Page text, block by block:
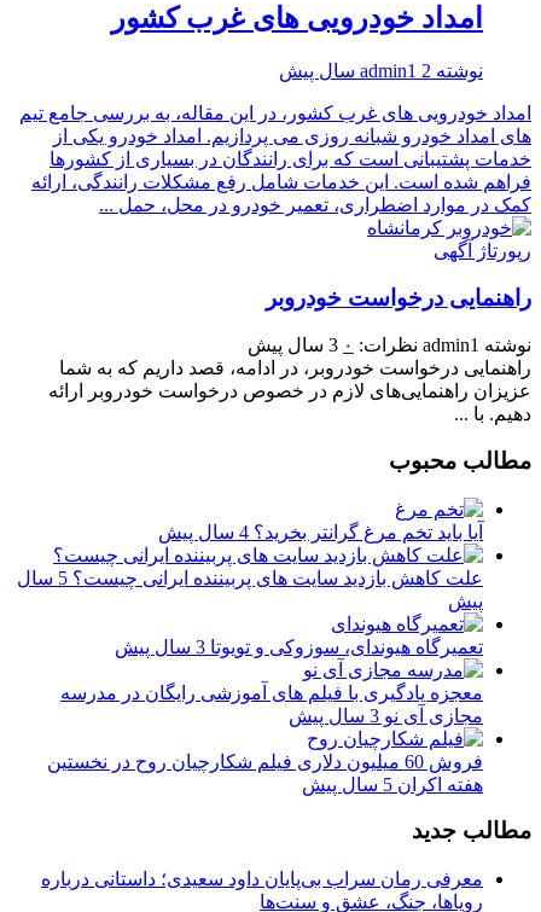
امداد خودرویی های غرب کشور
نوشته admin1 2 سال پیش
امداد خودرویی های غرب کشور، در این مقاله، به بررسی جامع تیم
های امداد خودرو شبانه روزی می پردازیم. امداد خودرو یکی از
خدمات پشتیبانی است که برای رانندگان در بسیاری از کشورها
فراهم شده است. این خدمات شامل رفع مشکلات رانندگی، ارائه
کمک در موارد اضطراری، تعمیر خودرو در محل، حمل ...
رپورتاژ آگهی
راهنمایی درخواست خودروبر
نوشته admin1 نظرات: ۰ 3 سال پیش
راهنمایی درخواست خودروبر، در ادامه، قصد داریم که به شما
عزیزان راهنمایی‌های لازم در خصوص درخواست خودروبر ارائه
دهیم. با ...
مطالب محبوب
آیا باید تخم مرغ گرانتر بخرید؟ 4 سال پیش
علت کاهش بازدید سایت های پربیننده ایرانی چیست؟
5 سال
پیش
تعمیرگاه هیوندای، سوزوکی و تویوتا 3 سال پیش
معجزه یادگیری با فیلم های آموزشی رایگان در مدرسه
مجازی آی نو 3 سال پیش
فروش 60 میلیون دلاری فیلم‌ شکارچیان روح در نخستین
هفته اکران 5 سال پیش
مطالب جدید
معرفی رمان سراب بی‌پایان داود سعیدی؛ داستانی درباره
رویاها، جنگ، عشق و سنت‌ها